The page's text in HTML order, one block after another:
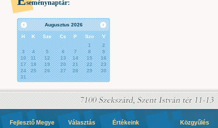
seménynaptár:
Augusztus 2026
H K Sze Cs P Szo
V
1
2
3
4 5 6 7 8
9
10
11 12 13 14 15
16
17
18 19 20 21 22
23
24
25 26 27 28 29
30
31
Fejlesztő Megye Választás Értékeink Közgyűlés